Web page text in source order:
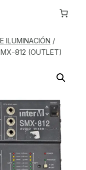
ILUMINACIÓN /
812 (OUTLET)